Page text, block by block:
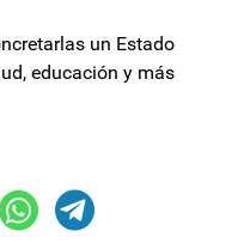
un Estado
educación y más
esta película, no
“Trataremos de seguir